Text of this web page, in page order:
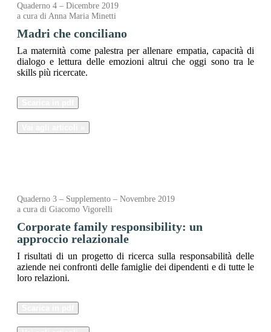
Quaderno 4 – Dicembre 2019
a cura di Anna Maria Minetti
Madri che conciliano
La maternità come palestra per allenare empatia, capacità di
dialogo e lettura delle emozioni altrui che oggi sono tra le
skills più ricercate.
Quaderno 3 – Supplemento – Novembre 2019
a cura di Giacomo Vigorelli
Corporate family responsibility: un
approccio relazionale
I risultati di un progetto di ricerca sulla responsabilità delle
aziende nei confronti delle famiglie dei dipendenti e di tutte le
loro relazioni.